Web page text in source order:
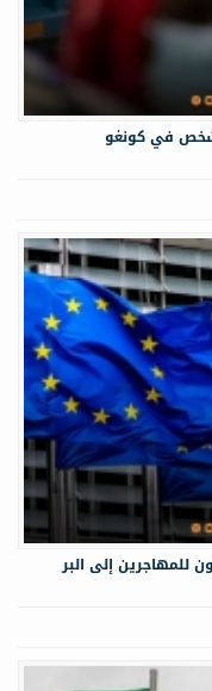
إيبولا لنحو 4 آلاف شخص في كونغو
للمهاجرين إلى البر